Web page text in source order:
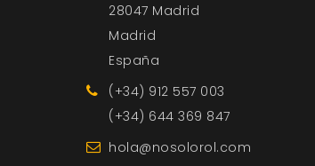
28047 Madrid
Madrid
España
(+34) 912 557 003
(+34) 644 369 847
hola@nosolorol.com